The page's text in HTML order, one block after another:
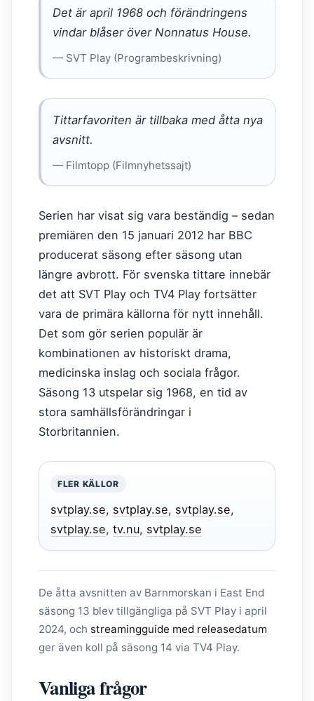
Det är april 1968 och förändringens
vindar blåser över Nonnatus House.
— SVT Play (Programbeskrivning)
Tittarfavoriten är tillbaka med åtta nya
avsnitt.
— Filmtopp (Filmnyhetssajt)
Serien har visat sig vara beständig – sedan
premiären den 15 januari 2012 har BBC
producerat säsong efter säsong utan
längre avbrott. För svenska tittare innebär
det att SVT Play och TV4 Play fortsätter
vara de primära källorna för nytt innehåll.
Det som gör serien populär är
kombinationen av historiskt drama,
medicinska inslag och sociala frågor.
Säsong 13 utspelar sig 1968, en tid av
stora samhällsförändringar i
Storbritannien.
FLER KÄLLOR
svtplay.se, svtplay.se, svtplay.se,
svtplay.se, tv.nu, svtplay.se
De åtta avsnitten av Barnmorskan i East End
säsong 13 blev tillgängliga på SVT Play i april
2024, och streamingguide med releasedatum
ger även koll på säsong 14 via TV4 Play.
Vanliga frågor